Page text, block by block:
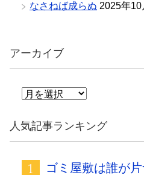
なさねば成らぬ 2025年10
アーカイブ
ア
イ
ブ
人気記事ランキング
ゴミ屋敷は誰が